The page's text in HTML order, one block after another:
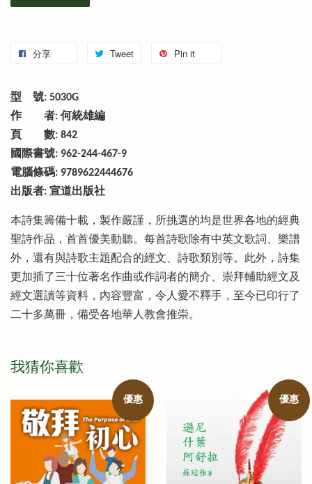
分享 Tweet Pin it
型 號: 5030G
作 者: 何統雄編
頁 數: 842
國際書號: 962-244-467-9
電腦條碼: 9789622444676
出版者: 宣道出版社
本詩集籌備十載，製作嚴謹，所挑選的均是世界各地的經典
聖詩作品，首首優美動聽。每首詩歌除有中英文歌詞、樂譜
外，還有與詩歌主題配合的經文、詩歌類別等。此外，詩集
更加插了三十位著名作曲或作詞者的簡介、崇拜輔助經文及
經文選讀等資料，內容豐富，令人愛不釋手，至今已印行了
二十多萬冊，備受各地華人教會推崇。
我猜你喜歡
優惠 優惠